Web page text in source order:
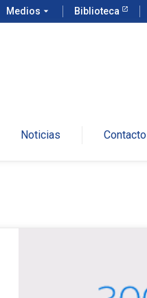
Medios arrow_drop_down Biblioteca
Noticias Contacto